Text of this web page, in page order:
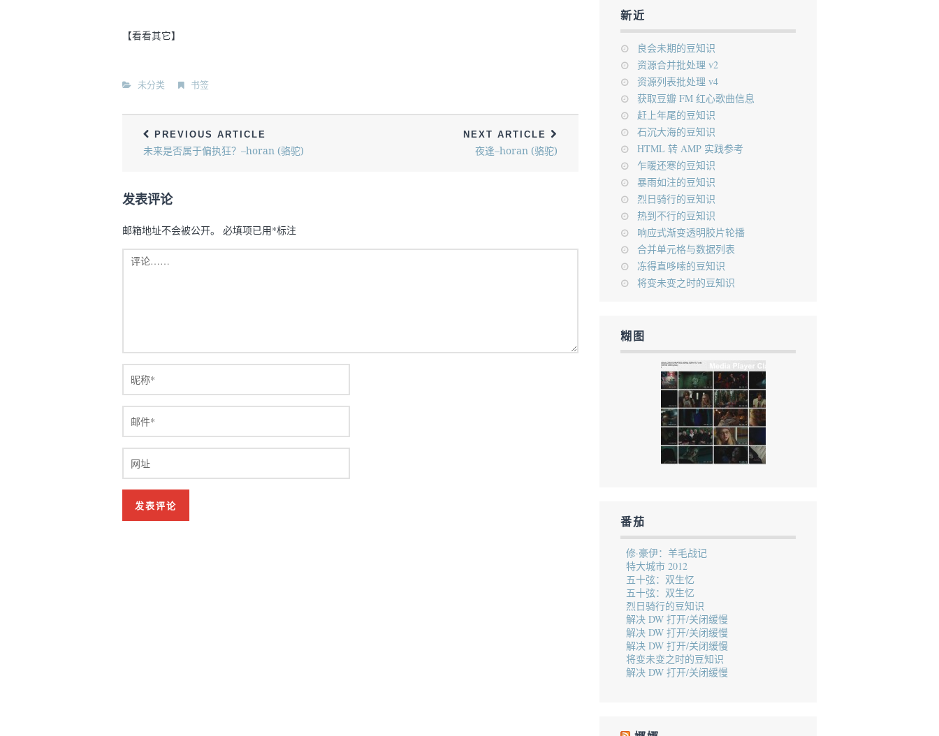
【看看其它】
未分类 书签
PREVIOUS ARTICLE
未来是否属于偏执狂？–horan (骆驼)
NEXT ARTICLE
夜逢–horan (骆驼)
发表评论
邮箱地址不会被公开。 必填项已用*标注
新近
良会未期的豆知识
资源合并批处理 v2
资源列表批处理 v4
获取豆瓣 FM 红心歌曲信息
赶上年尾的豆知识
石沉大海的豆知识
HTML 转 AMP 实践参考
乍暖还寒的豆知识
暴雨如注的豆知识
烈日骑行的豆知识
热到不行的豆知识
响应式渐变透明胶片轮播
合并单元格与数据列表
冻得直哆嗦的豆知识
将变未变之时的豆知识
糊图
番茄
修·豪伊：羊毛战记
特大城市 2012
五十弦：双生忆
五十弦：双生忆
烈日骑行的豆知识
解决 DW 打开/关闭缓慢
解决 DW 打开/关闭缓慢
解决 DW 打开/关闭缓慢
将变未变之时的豆知识
解决 DW 打开/关闭缓慢